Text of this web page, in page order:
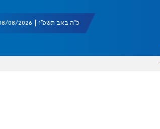
כ"ה באב תשפ"ו | 08/08/2026